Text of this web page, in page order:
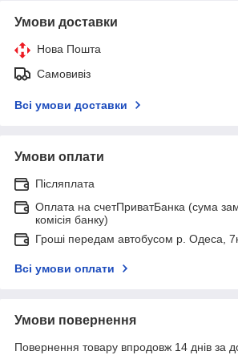
Умови доставки
Нова Пошта
Самовивіз
Всі умови доставки
Умови оплати
Післяплата
Оплата на счетПриватБанка (сума
комісія банку)
Гроші передам автобусом р. Одеса,
Всі умови оплати
Умови повернення
Повернення товару впродовж 14 днів за